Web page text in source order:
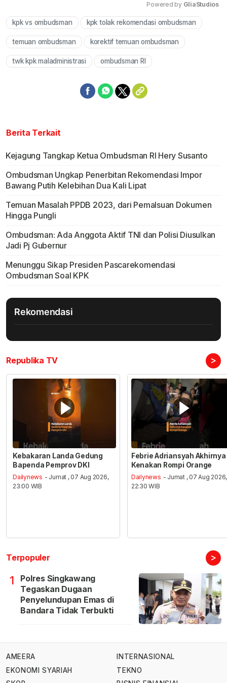
Mute
Powered by GliaStudios
kpk vs ombudsman kpk tolak rekomendasi ombudsman
temuan ombudsman korektif temuan ombudsman
twk kpk maladministrasi ombudsman RI
Berita Terkait
Kejagung Tangkap Ketua Ombudsman RI Hery Susanto
Ombudsman Ungkap Penerbitan Rekomendasi Impor
Bawang Putih Kelebihan Dua Kali Lipat
Temuan Masalah PPDB 2023, dari Pemalsuan Dokumen
Hingga Pungli
Ombudsman: Ada Anggota Aktif TNI dan Polisi Diusulkan
Jadi Pj Gubernur
Menunggu Sikap Presiden Pascarekomendasi
Ombudsman Soal KPK
Rekomendasi
Republika TV >
Kebakaran Landa Gedung
Bapenda Pemprov DKI
Dailynews - Jumat , 07 Aug 2026,
23:00 WIB
Febrie Adriansyah Akhirnya
Kenakan Rompi Orange
Dailynews - Jumat , 07 Aug 2026,
22:30 WIB
Terpopuler >
1
Polres Singkawang
Tegaskan Dugaan
Penyelundupan Emas di
Bandara Tidak Terbukti
AMEERA
EKONOMI SYARIAH
INTERNASIONAL
TEKNO